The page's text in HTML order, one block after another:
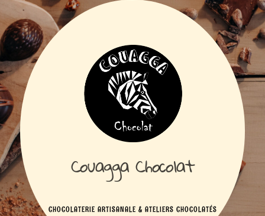
Couagga Chocolat
CHOCOLATERIE ARTISANALE & ATELIERS CHOCOLATÉS